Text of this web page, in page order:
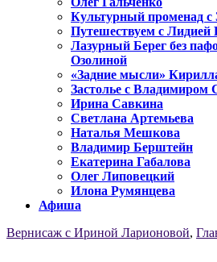
Культурный променад с
Путешествуем с Лидией
Лазурный Берег без
Озолиной
«Задние мысли»
Застолье с Владимиром
Ирина Савкина
Светлана Артемьева
Наталья Мешкова
Владимир Берштейн
Екатерина Габалова
Олег Липовецкий
Илона Румянцева
Афиша
Вернисаж с Ириной Ларионовой,